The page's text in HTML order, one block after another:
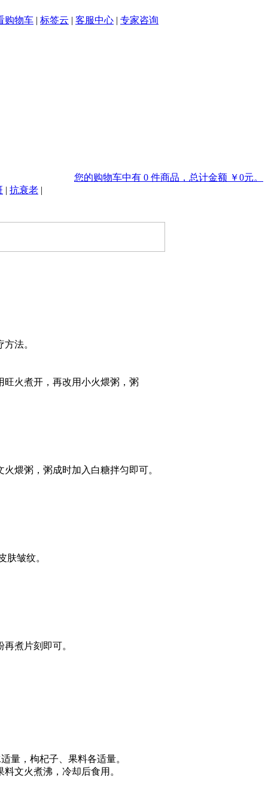
购物车 | 标签云 | 客服中心 | 专家咨询
您的购物车中有 0 件商品，总计金额 ￥0元。
| 抗衰老 |
法。
火煮开，再改用小火煨粥，粥
煨粥，粥成时加入白糖拌匀即可。
皱纹。
煮片刻即可。
量，枸杞子、果料各适量。
文火煮沸，冷却后食用。